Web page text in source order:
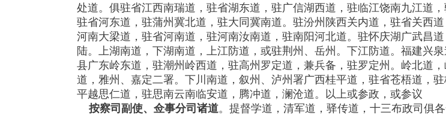
处道。俱驻省江西南瑞道，驻省湖东道，驻广信湖西道，驻临江饶南九江道
驻省河东道，驻蒲州冀北道，驻大同冀南道。驻汾州陕西关内道，驻省关西
河南大梁道，驻省河南道，驻河南汝南道，驻南阳河北道。驻怀庆湖广武昌
陆。上湖南道，下湖南道，上江防道，或驻荆州、岳州。下江防道。福建兴
县广东岭东道，驻潮州岭西道，驻高州罗定道，兼兵备，驻罗定州。岭北道
道，雅州、嘉定二署。下川南道，叙州、泸州署广西桂平道，驻省苍梧道，
平越思仁道，驻思南云南临安道，腾冲道，澜沧道。以上或参政，或参议
按察司副使、佥事分司诸道。提督学道，清军道，驿传道，十三布政司俱